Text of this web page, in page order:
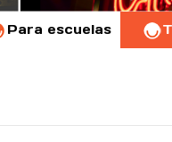
Para escuelas